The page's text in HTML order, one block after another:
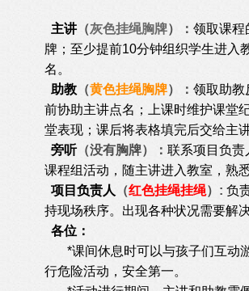
主讲（灰色挂绳胸牌）： 领取课程
牌；至少提前10分钟组织学生进入
名。
助教 （黄色挂绳胸牌）： 领取助教
前协助主讲点名；上课时维护课堂
堂表现；课后将表格填完后交给主讲
旁听（没有胸牌）： 联系项目负责
课程组活动，随主讲进入教室，熟
项目负责人
（红色挂绳挂绳）: 负
持现场秩序。出现各种状况需要解
各位：
*课间休息时可以与孩子们互动
行危险活动，安全第一。